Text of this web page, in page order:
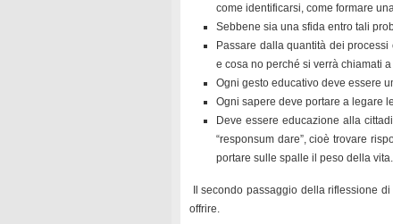
come identificarsi, come formare
Sebbene sia una sfida entro tali
Passare dalla quantità dei
e cosa no perché si verrà chiamati
Ogni gesto educativo deve essere
Ogni sapere deve portare a legare
Deve essere educazione alla
“responsum dare”, cioè trovare
portare sulle spalle il peso della vita.
Il secondo passaggio della riflessione
offrire.